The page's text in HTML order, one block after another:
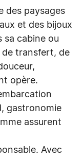
des paysages
et des bijoux
sa cabine ou
de transfert, de
opère.
gastronomie
assurent
Avec